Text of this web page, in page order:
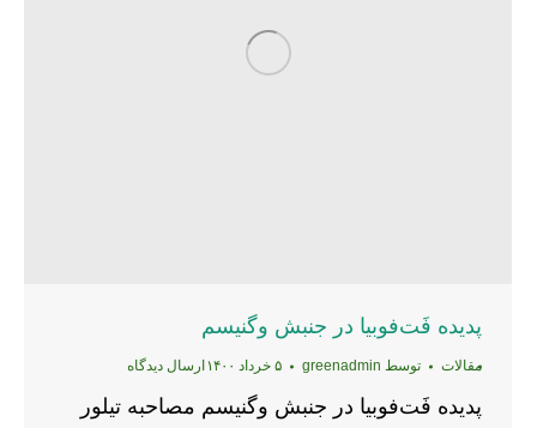
پدیده فَت‌فوبیا در جنبش وگنیسم
مقالات توسط greenadmin ۵ خرداد ۱۴۰۰ ارسال دیدگاه
پدیده فَت‌فوبیا در جنبش وگنیسم مصاحبه تیلور